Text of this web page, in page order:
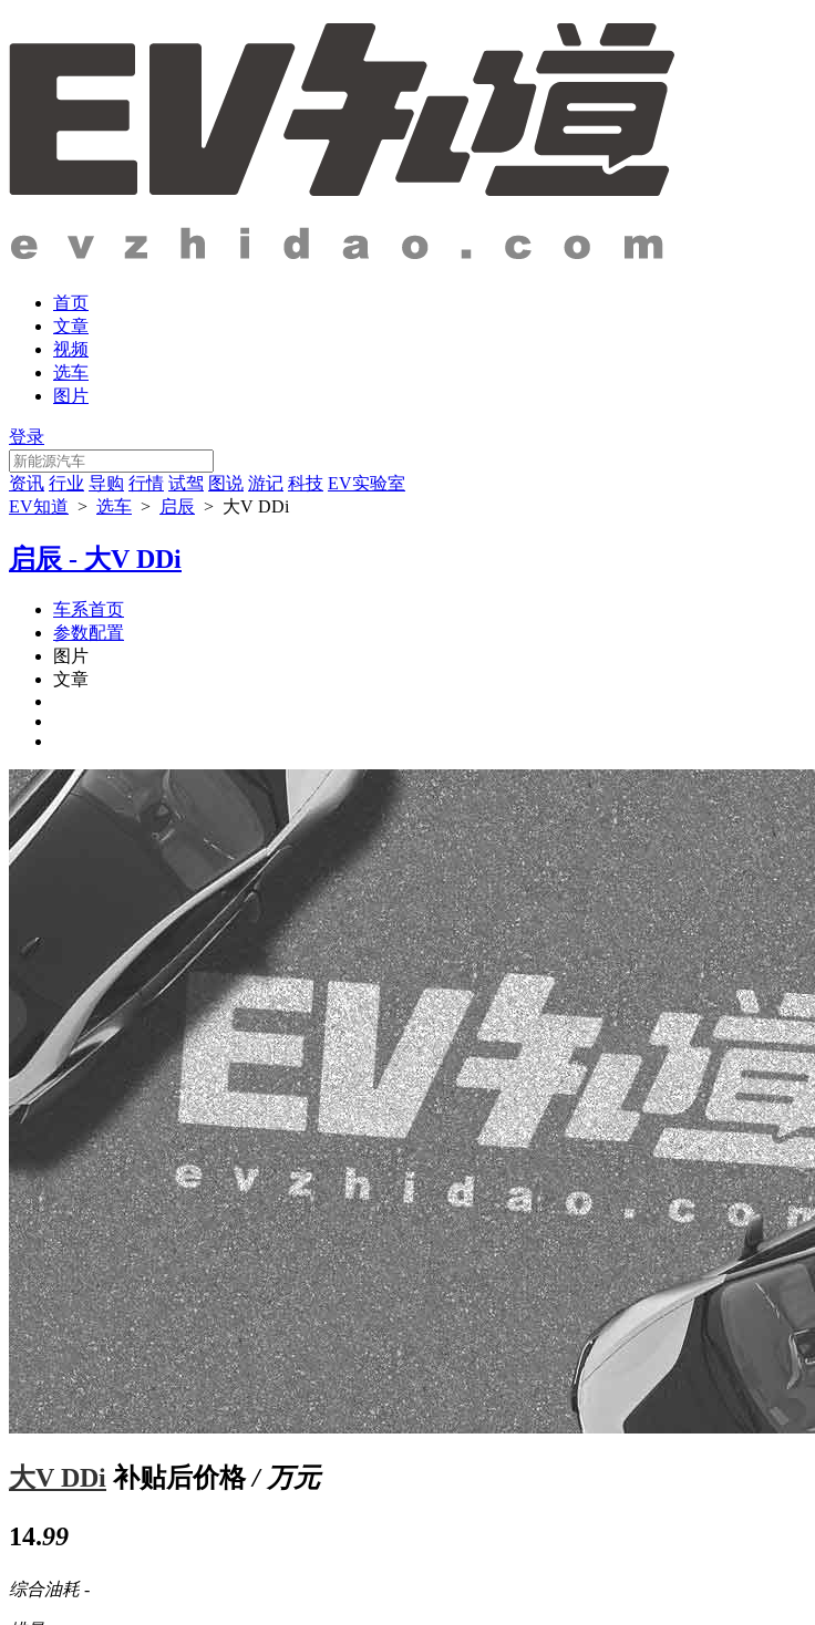
首页
文章
视频
选车
图片
登录
资讯 行业 导购 行情 试驾 图说 游记 科技 EV实验室
EV知道 > 选车 > 启辰 > 大V DDi
启辰 - 大V DDi
车系首页
参数配置
图片
文章
大V DDi 补贴后价格/ 万元
14.99
综合油耗 -